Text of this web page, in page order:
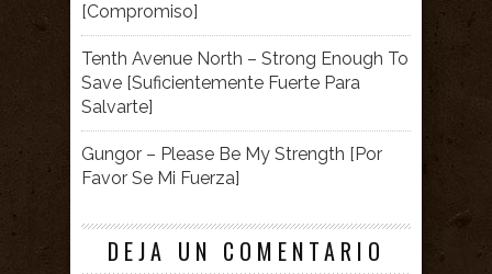
[Compromiso]
Tenth Avenue North – Strong Enough To
Save [Suficientemente Fuerte Para
Salvarte]
Gungor – Please Be My Strength [Por
Favor Se Mi Fuerza]
DEJA UN COMENTARIO